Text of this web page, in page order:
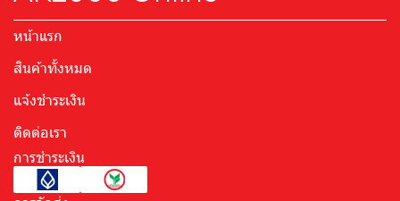
หน้าแรก
สินค้าทั้งหมด
แจ้งชำระเงิน
ติดต่อเรา
การชำระเงิน